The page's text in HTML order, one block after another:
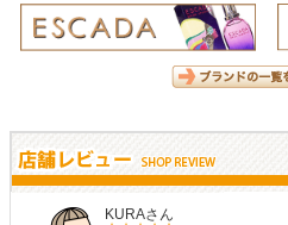
KURAさん